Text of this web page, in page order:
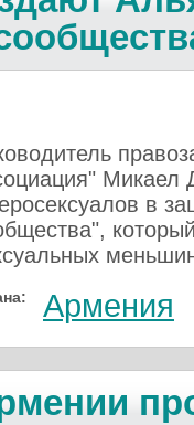
Микаел
в
Армения